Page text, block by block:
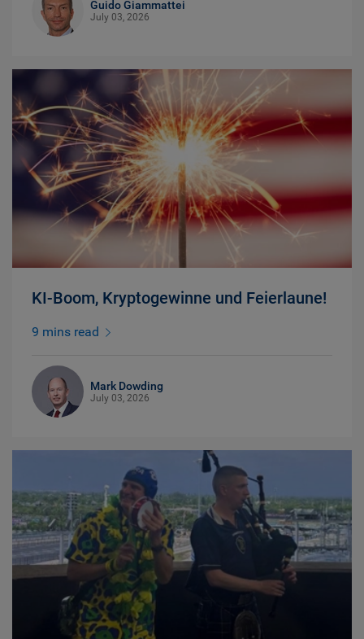
Guido Giammattei
July 03, 2026
KI-Boom, Kryptogewinne und Feierlaune!
9 mins read
Mark Dowding
July 03, 2026